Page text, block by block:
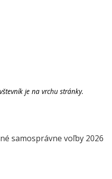
je na vrchu stránky.
samosprávne voľby 2026